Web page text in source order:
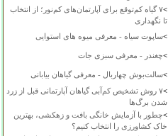
>
۷ گیاه کم‌توقع برای آپارتمان‌های کم‌نور؛ از انتخاب
تا نگهداری
>ساپوت سیاه - معرفی میوه های استوایی
>چغندر - معرفی سبزی جات
>سالت‌بوش چهاربال - معرفی گیاهان بیابانی
>
۷ روش تشخیص کم‌آبی گیاهان آپارتمانی قبل از زرد
شدن برگ‌ها
>چطور با آزمایش خانگی بافت و زهکشی، بهترین
خاک کشاورزی را انتخاب کنیم؟